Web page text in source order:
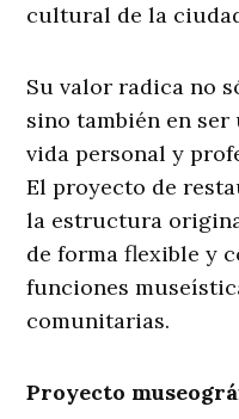
cultural de la
Su valor radica no
sino también en
vida personal y
El proyecto de
la estructura
de forma flexible y
funciones
comunitarias.
Proyecto